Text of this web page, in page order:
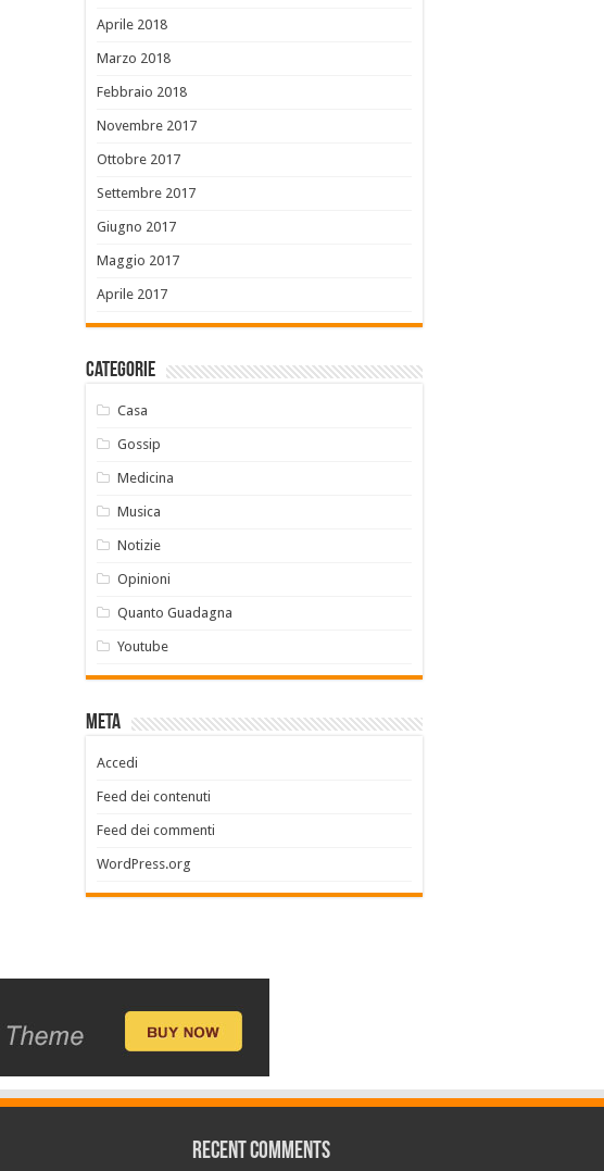
Aprile 2018
Marzo 2018
Febbraio 2018
Novembre 2017
Ottobre 2017
Settembre 2017
Giugno 2017
Maggio 2017
Aprile 2017
Categorie
Casa
Gossip
Medicina
Musica
Notizie
Opinioni
Quanto Guadagna
Youtube
Meta
Accedi
Feed dei contenuti
Feed dei commenti
WordPress.org
Recent Comments